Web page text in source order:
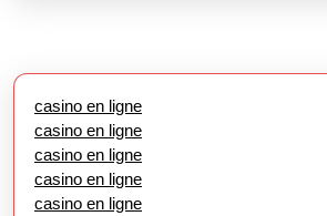
casino en ligne
casino en ligne
casino en ligne
casino en ligne
casino en ligne